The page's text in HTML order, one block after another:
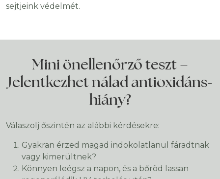
sejtjeink védelmét.
Mini önellenőrző teszt –
Jelentkezhet nálad antioxidáns-
hiány?
Válaszolj őszintén az alábbi kérdésekre:
Gyakran érzed magad indokolatlanul fáradtnak
vagy kimerültnek?
Könnyen leégsz a napon, és a bőröd lassan